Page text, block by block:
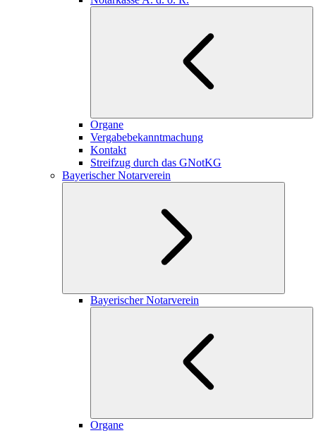
Organe
Vergabebekanntmachung
Kontakt
Streifzug durch das GNotKG
Bayerischer Notarverein
Bayerischer Notarverein
Organe